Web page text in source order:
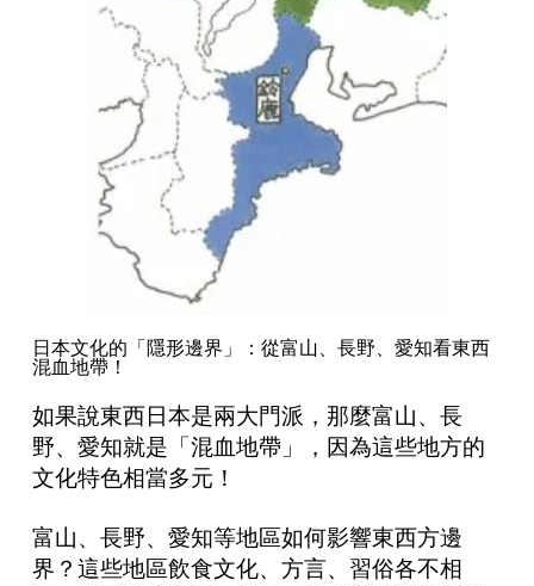
日本文化的「隱形邊界」：從富山、長野、愛知看東西
混血地帶！
如果說東西日本是兩大門派，那麼富山、長
野、愛知就是「混血地帶」，因為這些地方的
文化特色相當多元！
富山、長野、愛知等地區如何影響東西方邊
界？這些地區飲食文化、方言、習俗各不相